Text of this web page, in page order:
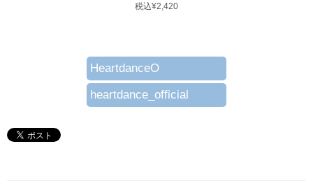
税込¥2,420
HeartdanceO
heartdance_official